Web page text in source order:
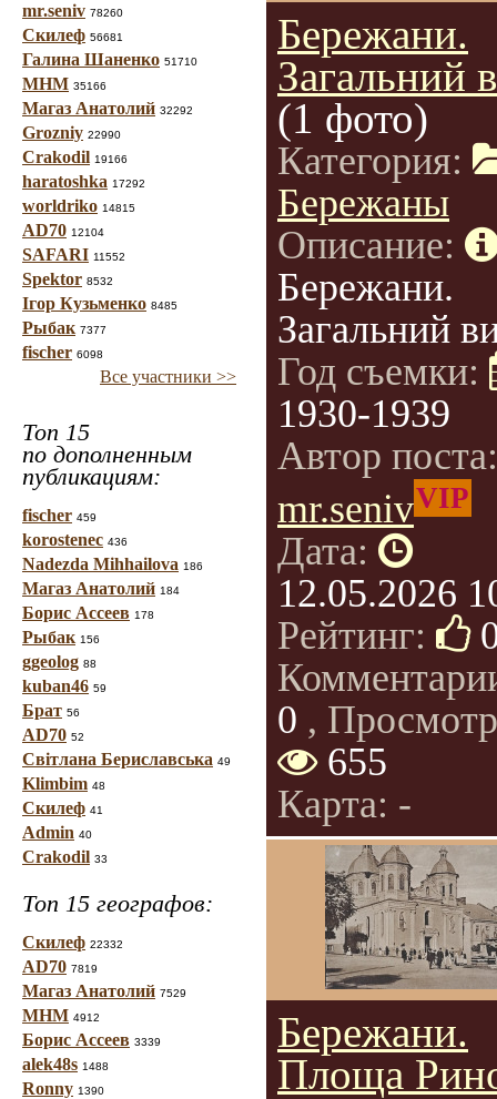
mr.seniv 78260
Скилеф 56681
Галина Шаненко 51710
МНМ 35166
Магаз Анатолий 32292
Grozniy 22990
Crakodil 19166
haratoshka 17292
worldriko 14815
AD70 12104
SAFARI 11552
Spektor 8532
Ігор Кузьменко 8485
Рыбак 7377
fischer 6098
Все участники >>
Топ 15
по дополненным
публикациям:
fischer 459
korostenec 436
Nadezda Mihhailova 186
Магаз Анатолий 184
Борис Ассеев 178
Рыбак 156
ggeolog 88
kuban46 59
Брат 56
AD70 52
Світлана Бериславська 49
Klimbim 48
Скилеф 41
Admin 40
Crakodil 33
Топ 15 географов:
Скилеф 22332
AD70 7819
Магаз Анатолий 7529
МНМ 4912
Борис Ассеев 3339
alek48s 1488
Ronny 1390
Бережани.
Загальний
(1 фото)
Категория:
Бережаны
Описание:
Бережани.
Загальний
Год съемки:
1930-1939
Автор
mr.senivVIP
Дата:
12.05.2026
Рейтинг:
0 ,
655
Карта: -
Бережани.
Площа